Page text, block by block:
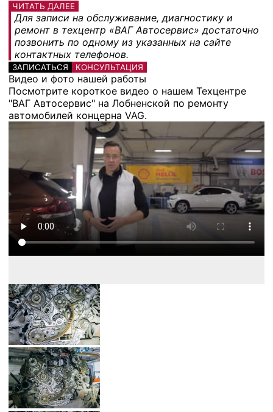
ЧИТАТЬ ДАЛЕЕ
Для записи на обслуживание, диагностику и
ремонт в техцентр «ВАГ Автосервис» достаточно
позвонить по одному из указанных на сайте
контактных телефонов.
ЗАПИСАТЬСЯ КОНСУЛЬТАЦИЯ
Видео и фото нашей работы
Посмотрите короткое видео о нашем Техцентре
"ВАГ Автосервис" на Лобненской по ремонту
автомобилей концерна VAG.